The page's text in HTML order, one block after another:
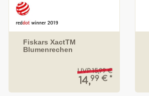
Fiskars XactTM
Blumenrechen
UVP 15,99 €
14,99 € *